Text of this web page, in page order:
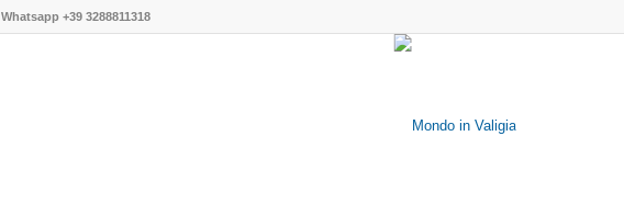
Whatsapp +39 3288811318